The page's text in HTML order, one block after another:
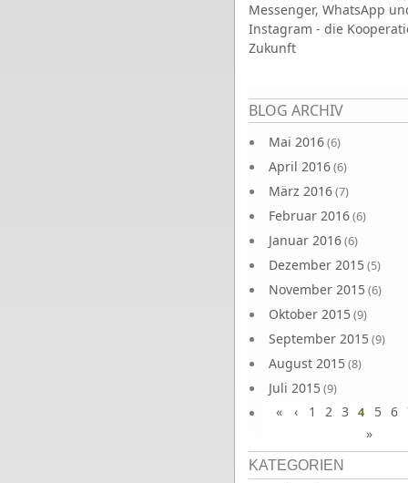
Messenger, WhatsApp
Instagram - die
Zukunft
BLOG ARCHIV
Mai 2016(6)
April 2016(6)
März 2016(7)
Februar 2016(6)
Januar 2016(6)
Dezember 2015(5)
November 2015(6)
Oktober 2015(9)
September 2015(9)
August 2015(8)
Juli 2015(9)
Juni 2015(9)
Seiten
« ‹ 1 2 3 4 5 6
»
KATEGORIEN